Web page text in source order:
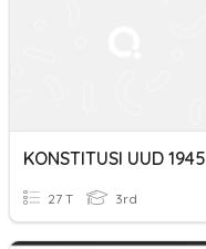
KONSTITUSI UUD 1945
27 T 3rd